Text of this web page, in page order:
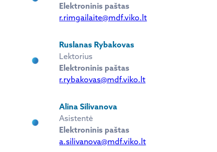
Elektroninis paštas
r.rimgailaite@mdf.viko.lt
Ruslanas Rybakovas
Lektorius
Elektroninis paštas
r.rybakovas@mdf.viko.lt
Alina Silivanova
Asistentė
Elektroninis paštas
a.silivanova@mdf.viko.lt